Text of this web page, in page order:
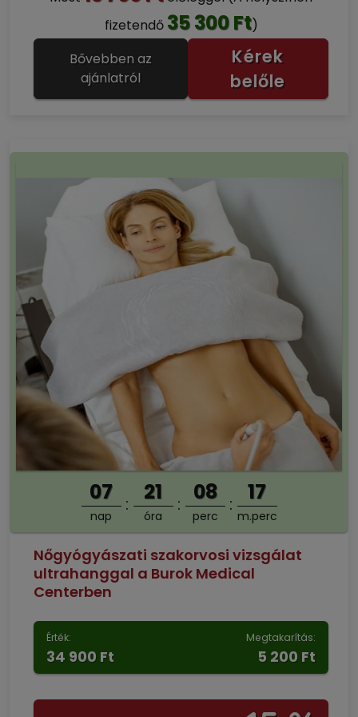
fizetendő 35 300 Ft)
Bővebben az
ajánlatról
Kérek
belőle
07
nap
21
óra
08
perc
16
m.perc
Nőgyógyászati szakorvosi vizsgálat
ultrahanggal a Burok Medical
Centerben
Érték:
34 900 Ft
Megtakarítás:
5 200 Ft